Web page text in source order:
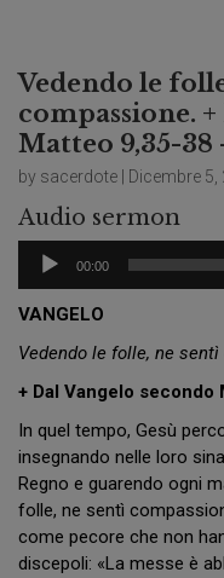
Vedendo le
compassione.
Matteo 9,35-38
by sacerdote | Dicembre 5,
Audio sermon
Audio
Player
00:00
VANGELO
Vedendo le folle, ne
+ Dal Vangelo
In quel tempo, Gesù
insegnando nelle loro
Regno e guarendo ogni
folle, ne sentì
come pecore che non
discepoli: «La messe è